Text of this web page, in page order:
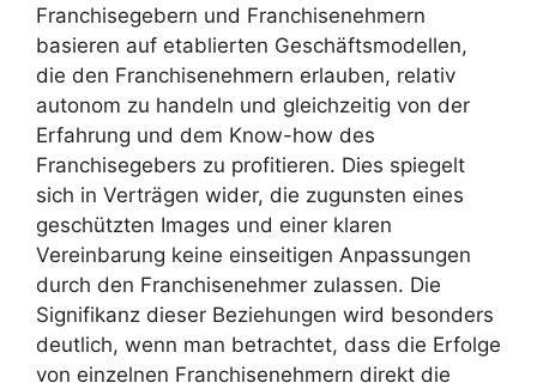
Franchisegebern und Franchisenehmern
basieren auf etablierten Geschäftsmodellen,
die den Franchisenehmern erlauben, relativ
autonom zu handeln und gleichzeitig von der
Erfahrung und dem Know-how des
Franchisegebers zu profitieren. Dies spiegelt
sich in Verträgen wider, die zugunsten eines
geschützten Images und einer klaren
Vereinbarung keine einseitigen Anpassungen
durch den Franchisenehmer zulassen. Die
Signifikanz dieser Beziehungen wird besonders
deutlich, wenn man betrachtet, dass die Erfolge
von einzelnen Franchisenehmern direkt die